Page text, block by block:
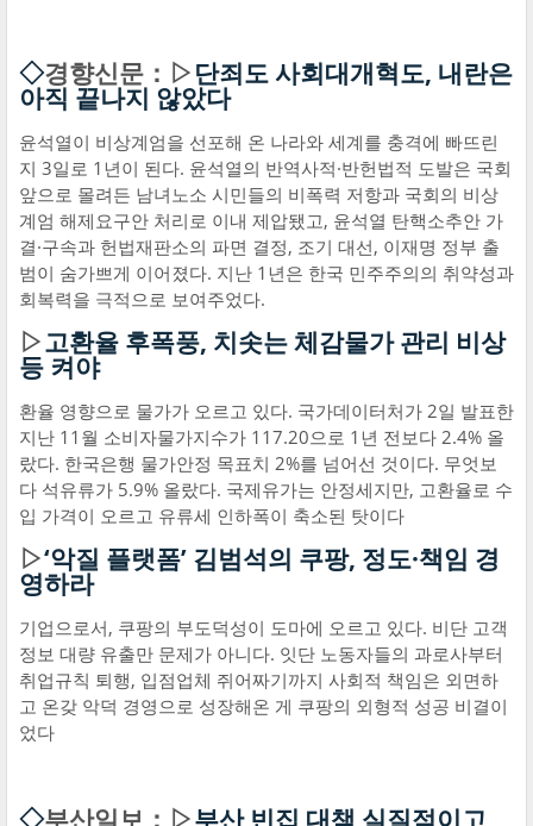
◇경향신문：▷단죄도 사회대개혁도, 내란은
아직 끝나지 않았다
윤석열이 비상계엄을 선포해 온 나라와 세계를 충격에 빠뜨린
지 3일로 1년이 된다. 윤석열의 반역사적·반헌법적 도발은 국회
앞으로 몰려든 남녀노소 시민들의 비폭력 저항과 국회의 비상
계엄 해제요구안 처리로 이내 제압됐고, 윤석열 탄핵소추안 가
결·구속과 헌법재판소의 파면 결정, 조기 대선, 이재명 정부 출
범이 숨가쁘게 이어졌다. 지난 1년은 한국 민주주의의 취약성과
회복력을 극적으로 보여주었다.
▷고환율 후폭풍, 치솟는 체감물가 관리 비상
등 켜야
환율 영향으로 물가가 오르고 있다. 국가데이터처가 2일 발표한
지난 11월 소비자물가지수가 117.20으로 1년 전보다 2.4% 올
랐다. 한국은행 물가안정 목표치 2%를 넘어선 것이다. 무엇보
다 석유류가 5.9% 올랐다. 국제유가는 안정세지만, 고환율로 수
입 가격이 오르고 유류세 인하폭이 축소된 탓이다
▷‘악질 플랫폼’ 김범석의 쿠팡, 정도·책임 경
영하라
기업으로서, 쿠팡의 부도덕성이 도마에 오르고 있다. 비단 고객
정보 대량 유출만 문제가 아니다. 잇단 노동자들의 과로사부터
취업규칙 퇴행, 입점업체 쥐어짜기까지 사회적 책임은 외면하
고 온갖 악덕 경영으로 성장해온 게 쿠팡의 외형적 성공 비결이
었다
◇부산일보：▷부산 빈집 대책 실질적이고